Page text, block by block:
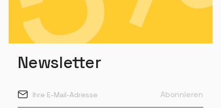
Newsletter